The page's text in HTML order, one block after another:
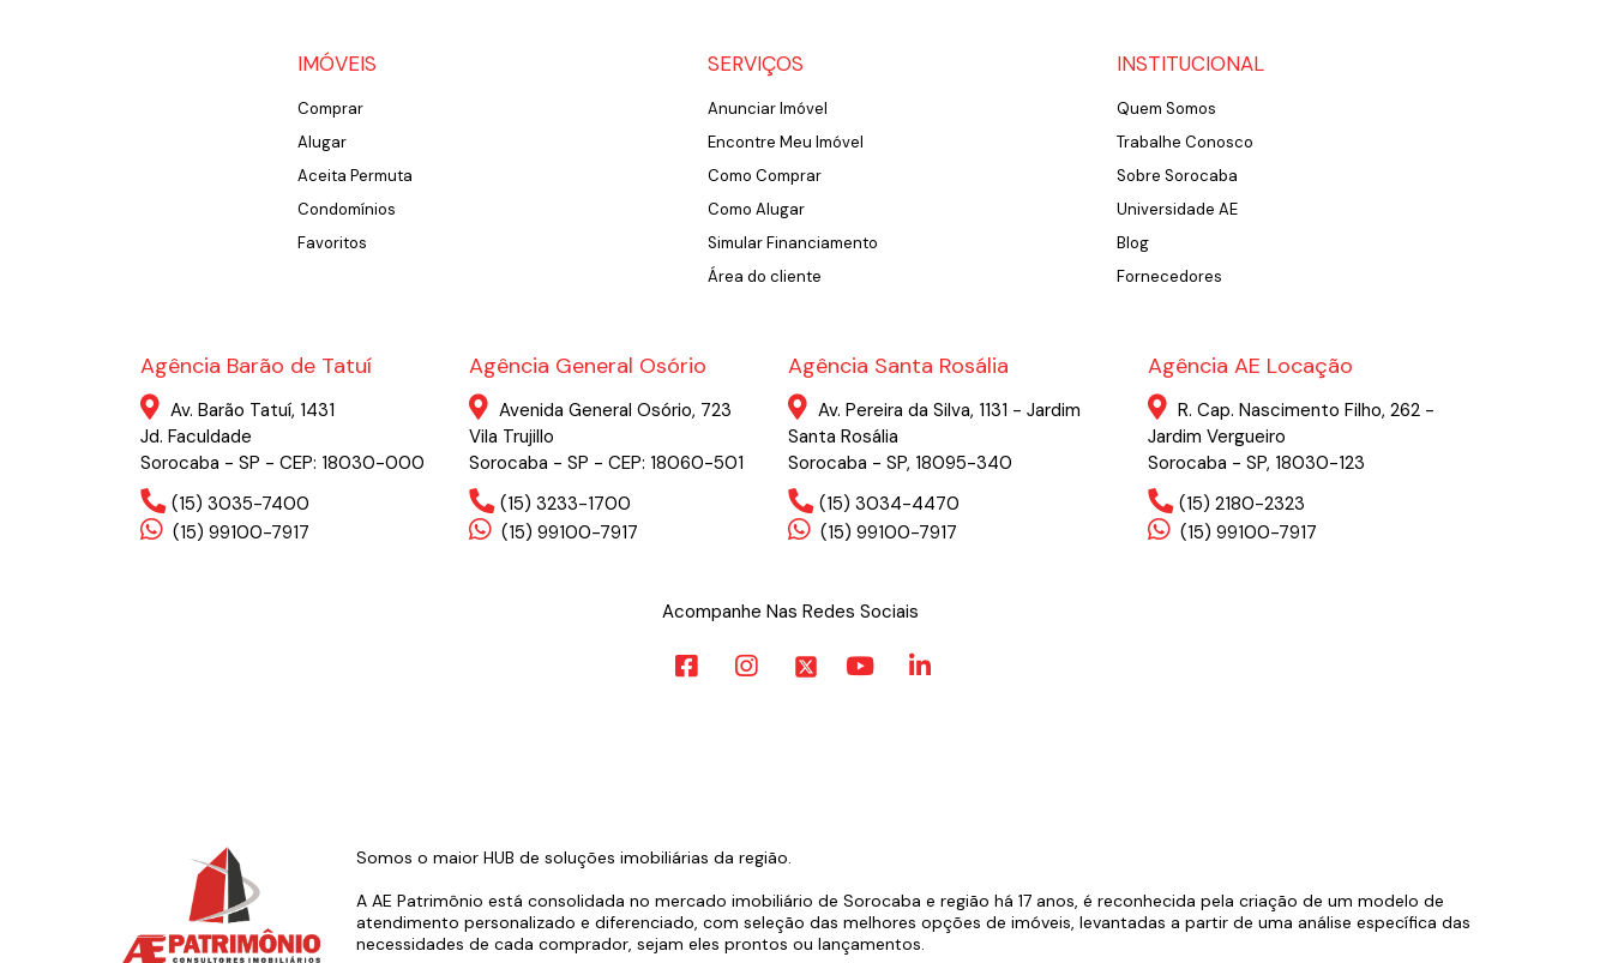
IMÓVEIS
Comprar
Alugar
Aceita Permuta
Condomínios
Favoritos
SERVIÇOS
Anunciar Imóvel
Encontre Meu Imóvel
Como Comprar
Como Alugar
Simular Financiamento
Área do cliente
INSTITUCIONAL
Quem Somos
Trabalhe Conosco
Sobre Sorocaba
Universidade AE
Blog
Fornecedores
Agência Barão de Tatuí
Av. Barão Tatuí, 1431
Jd. Faculdade
Sorocaba - SP - CEP: 18030-000
(15) 3035-7400
(15) 99100-7917
Agência General Osório
Avenida General Osório, 723
Vila Trujillo
Sorocaba - SP - CEP: 18060-501
(15) 3233-1700
(15) 99100-7917
Agência Santa Rosália
Av. Pereira da Silva, 1131 - Jardim
Santa Rosália
Sorocaba - SP, 18095-340
(15) 3034-4470
(15) 99100-7917
Agência AE Locação
R. Cap. Nascimento Filho, 262 -
Jardim Vergueiro
Sorocaba - SP, 18030-123
(15) 2180-2323
(15) 99100-7917
Acompanhe Nas Redes Sociais
Somos o maior HUB de soluções imobiliárias da região.
A AE Patrimônio está consolidada no mercado imobiliário de Sorocaba e região há 17 anos, é reconhecida pela criação de um modelo de
atendimento personalizado e diferenciado, com seleção das melhores opções de imóveis, levantadas a partir de uma análise específica das
necessidades de cada comprador, sejam eles prontos ou lançamentos.